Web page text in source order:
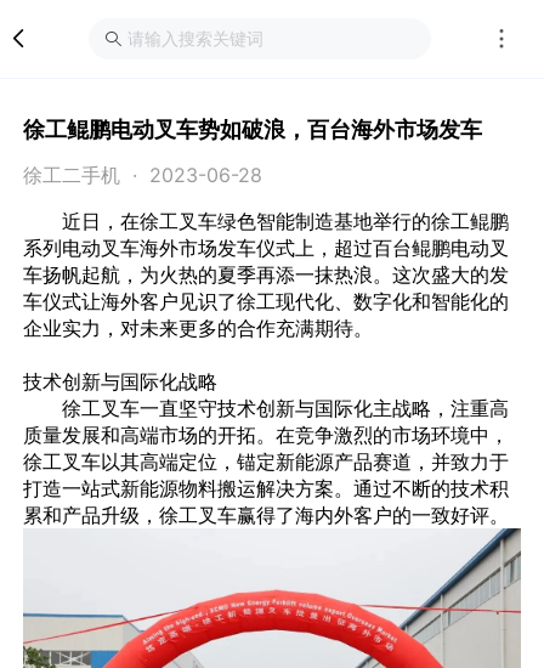
徐工鲲鹏电动叉车势如破浪，百台海外市场发车
徐工二手机 · 2023-06-28
近日，在徐工叉车绿色智能制造基地举行的徐工鲲鹏
系列电动叉车海外市场发车仪式上，超过百台鲲鹏电动叉
车扬帆起航，为火热的夏季再添一抹热浪。这次盛大的发
车仪式让海外客户见识了徐工现代化、数字化和智能化的
企业实力，对未来更多的合作充满期待。
技术创新与国际化战略
徐工叉车一直坚守技术创新与国际化主战略，注重高
质量发展和高端市场的开拓。在竞争激烈的市场环境中，
徐工叉车以其高端定位，锚定新能源产品赛道，并致力于
打造一站式新能源物料搬运解决方案。通过不断的技术积
累和产品升级，徐工叉车赢得了海内外客户的一致好评。